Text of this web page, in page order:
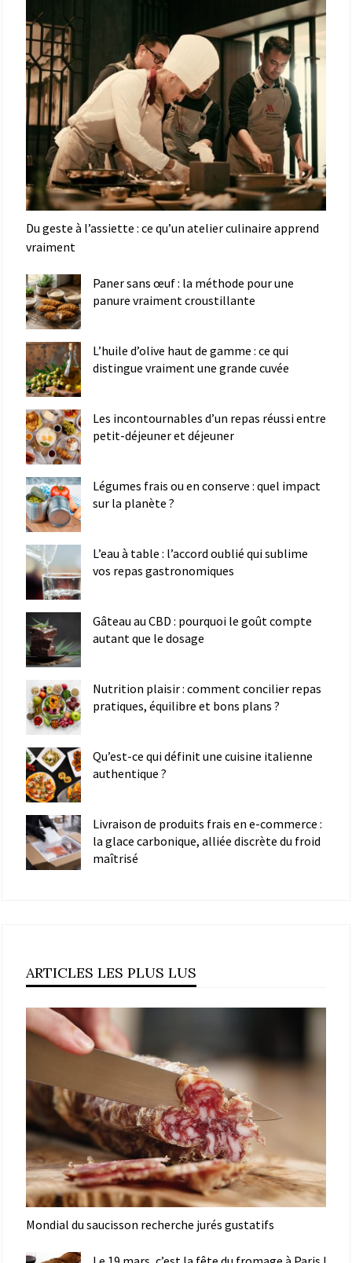
Du geste à l’assiette : ce qu’un atelier culinaire apprend
vraiment
Paner sans œuf : la méthode pour une
panure vraiment croustillante
L’huile d’olive haut de gamme : ce qui
distingue vraiment une grande cuvée
Les incontournables d’un repas réussi entre
petit-déjeuner et déjeuner
Légumes frais ou en conserve : quel impact
sur la planète ?
L’eau à table : l’accord oublié qui sublime
vos repas gastronomiques
Gâteau au CBD : pourquoi le goût compte
autant que le dosage
Nutrition plaisir : comment concilier repas
pratiques, équilibre et bons plans ?
Qu’est-ce qui définit une cuisine italienne
authentique ?
Livraison de produits frais en e-commerce :
la glace carbonique, alliée discrète du froid
maîtrisé
ARTICLES LES PLUS LUS
Mondial du saucisson recherche jurés gustatifs